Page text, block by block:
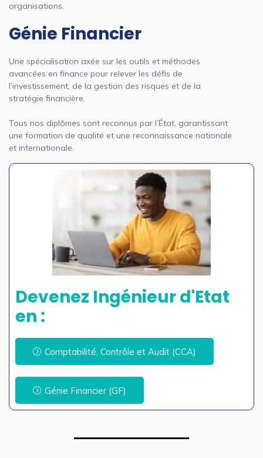
organisations.
Génie Financier
Une spécialisation axée sur les outils et méthodes
avancées en finance pour relever les défis de
l’investissement, de la gestion des risques et de la
stratégie financière.
Tous nos diplômes sont reconnus par l’État, garantissant
une formation de qualité et une reconnaissance nationale
et internationale.
Devenez Ingénieur d'Etat
en :
Comptabilité, Contrôle et Audit (CCA)
Génie Financier (GF)